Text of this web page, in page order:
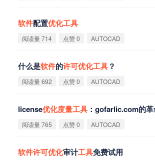
软件配置优化工具
阅读量 714 点赞 0 AUTOCAD
什么是软件的许可优化工具？
阅读量 692 点赞 0 AUTOCAD
license优化度量工具 ：gofarlic.com的
阅读量 765 点赞 0 AUTOCAD
软件许可优化审计工具免费试用